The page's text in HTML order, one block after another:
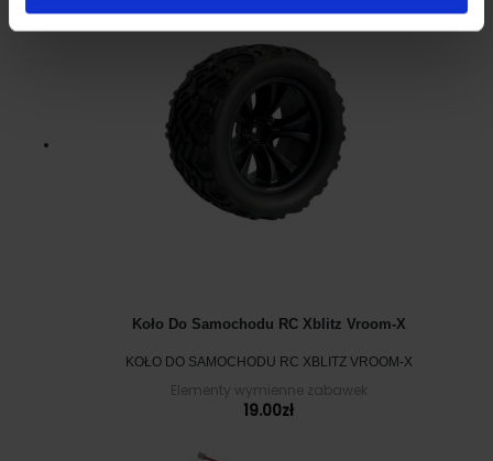
Koło Do Samochodu RC Xblitz Vroom-X
KOŁO DO SAMOCHODU RC XBLITZ VROOM-X
Elementy wymienne zabawek
19.00zł